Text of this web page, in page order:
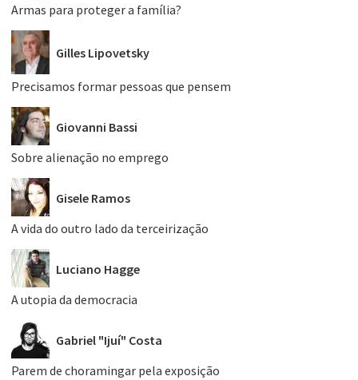
Armas para proteger a família?
Gilles Lipovetsky
Precisamos formar pessoas que pensem
Giovanni Bassi
Sobre alienação no emprego
Gisele Ramos
A vida do outro lado da terceirização
Luciano Hagge
A utopia da democracia
Gabriel "Ijuí" Costa
Parem de choramingar pela exposição